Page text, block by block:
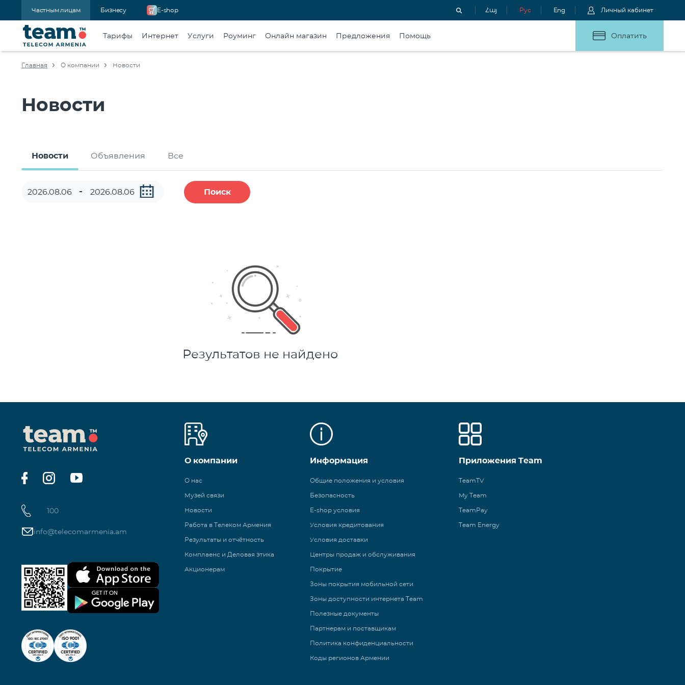
Частным лицам Бизнесу E-shop Հայ Рус Eng Личный кабинет
Тарифы Интернет Услуги Роуминг Онлайн магазин Предложения Помощь Оплатить
Главная О компании Новости
Новости
Новости Объявления Все
Поиск
Результатов не найдено
100
info@telecomarmenia.am
О компании
О нас
Музей связи
Новости
Работа в Телеком Армения
Результаты и отчётность
Комплаенс и Деловая этика
Акционерам
Информация
Общие положения и условия
Безопасность
E-shop условия
Условия кредитования
Условия доставки
Центры продаж и обслуживания
Покрытие
Зоны покрытия мобильной сети
Зоны доступности интернета Team
Полезные документы
Партнерам и поставщикам
Политика конфиденциальности
Коды регионов Армении
Приложения Team
TeamTV
My Team
TeamPay
Team Energy